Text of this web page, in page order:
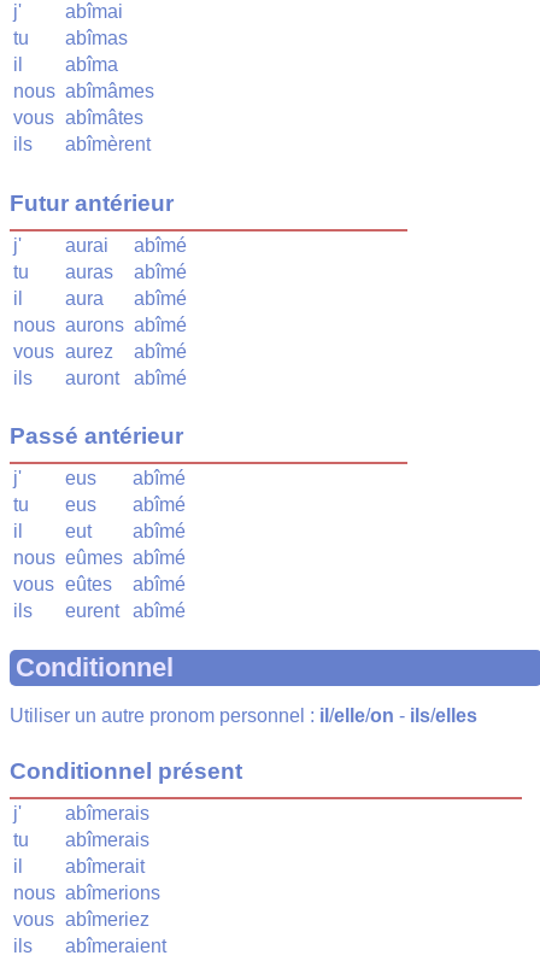
j'
abîmai
tu
abîmas
il
abîma
nous abîmâmes
vous abîmâtes
ils
abîmèrent
Futur antérieur
j' aurai
abîmé
tu
auras
abîmé
il
aura
abîmé
nous aurons abîmé
vous aurez
abîmé
ils
auront abîmé
Passé antérieur
j' eus
abîmé
tu
eus
abîmé
il
eut
abîmé
nous eûmes abîmé
vous eûtes
abîmé
ils
eurent abîmé
Conditionnel
Utiliser un autre pronom personnel : il /elle/on - ils/elles
Conditionnel présent
j'
abîmerais
tu
abîmerais
il
abîmerait
nous abîmerions
vous abîmeriez
ils
abîmeraient